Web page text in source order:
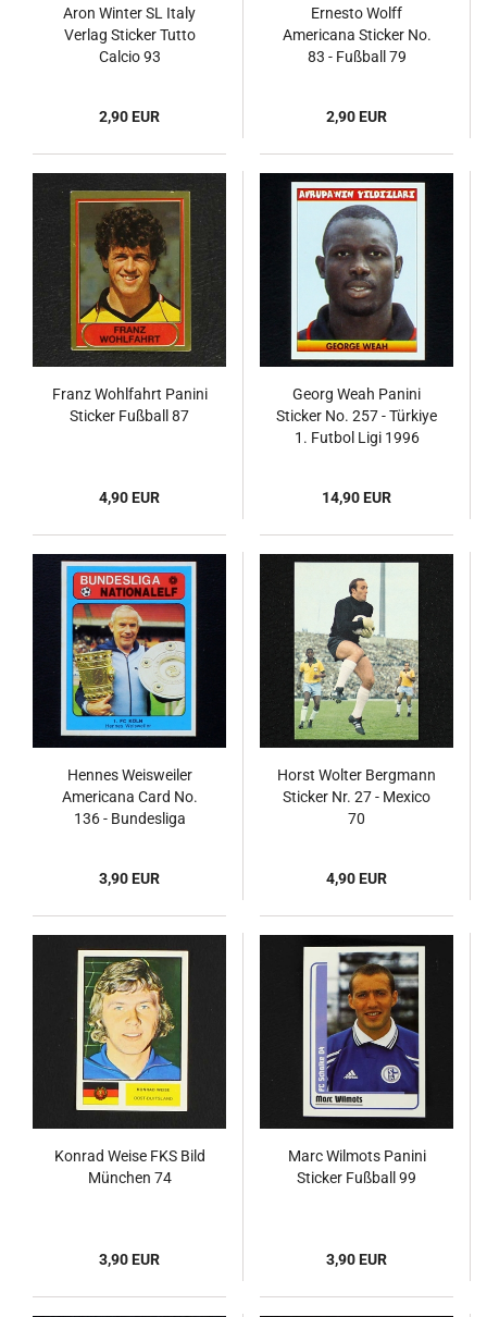
Aron Winter SL Italy
Verlag Sticker Tutto
Calcio 93
2,90 EUR
Ernesto Wolff
Americana Sticker No.
83 - Fußball 79
2,90 EUR
Franz Wohlfahrt Panini
Sticker Fußball 87
4,90 EUR
Georg Weah Panini
Sticker No. 257 - Türkiye
1. Futbol Ligi 1996
14,90 EUR
Hennes Weisweiler
Americana Card No.
136 - Bundesliga
3,90 EUR
Horst Wolter Bergmann
Sticker Nr. 27 - Mexico
70
4,90 EUR
Konrad Weise FKS Bild
München 74
3,90 EUR
Marc Wilmots Panini
Sticker Fußball 99
3,90 EUR